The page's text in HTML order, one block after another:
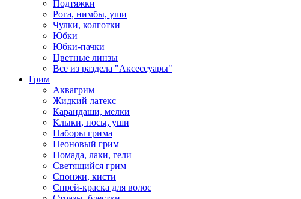
Подтяжки
Рога, нимбы, уши
Чулки, колготки
Юбки
Юбки-пачки
Цветные линзы
Все из раздела "Аксессуары"
Грим
Аквагрим
Жидкий латекс
Карандаши, мелки
Клыки, носы, уши
Наборы грима
Неоновый грим
Помада, лаки, гели
Светящийся грим
Спонжи, кисти
Спрей-краска для волос